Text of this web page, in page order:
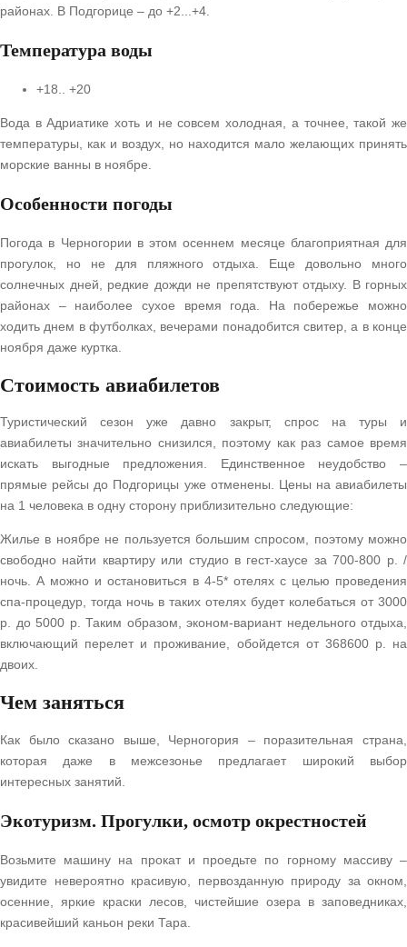
районах. В Подгорице – до +2...+4.
Температура воды
+18.. +20
Вода в Адриатике хоть и не совсем холодная, а точнее, такой же
температуры, как и воздух, но находится мало желающих принять
морские ванны в ноябре.
Особенности погоды
Погода в Черногории в этом осеннем месяце благоприятная для
прогулок, но не для пляжного отдыха. Еще довольно много
солнечных дней, редкие дожди не препятствуют отдыху. В горных
районах – наиболее сухое время года. На побережье можно
ходить днем в футболках, вечерами понадобится свитер, а в конце
ноября даже куртка.
Стоимость авиабилетов
Туристический сезон уже давно закрыт, спрос на туры и
авиабилеты значительно снизился, поэтому как раз самое время
искать выгодные предложения. Единственное неудобство –
прямые рейсы до Подгорицы уже отменены. Цены на авиабилеты
на 1 человека в одну сторону приблизительно следующие:
Жилье в ноябре не пользуется большим спросом, поэтому можно
свободно найти квартиру или студио в гест-хаусе за 700-800 р. /
ночь. А можно и остановиться в 4-5* отелях с целью проведения
спа-процедур, тогда ночь в таких отелях будет колебаться от 3000
р. до 5000 р. Таким образом, эконом-вариант недельного отдыха,
включающий перелет и проживание, обойдется от 368600 р. на
двоих.
Чем заняться
Как было сказано выше, Черногория – поразительная страна,
которая даже в межсезонье предлагает широкий выбор
интересных занятий.
Экотуризм. Прогулки, осмотр окрестностей
Возьмите машину на прокат и проедьте по горному массиву –
увидите невероятно красивую, первозданную природу за окном,
осенние, яркие краски лесов, чистейшие озера в заповедниках,
красивейший каньон реки Тара.